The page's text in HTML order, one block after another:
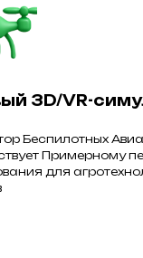
3D/VR-
Беспилотных
Примерному
для